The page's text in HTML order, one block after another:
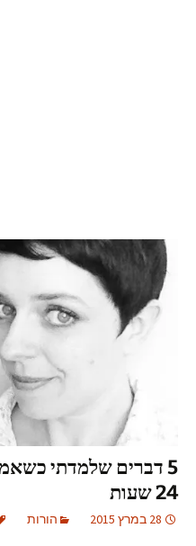
5 דברים שלמדתי
24 שעות
28 במרץ 2015 הורות